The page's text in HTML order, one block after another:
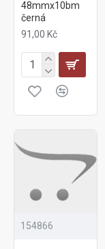
48mmx10bm
černá
91,00 Kč
154866